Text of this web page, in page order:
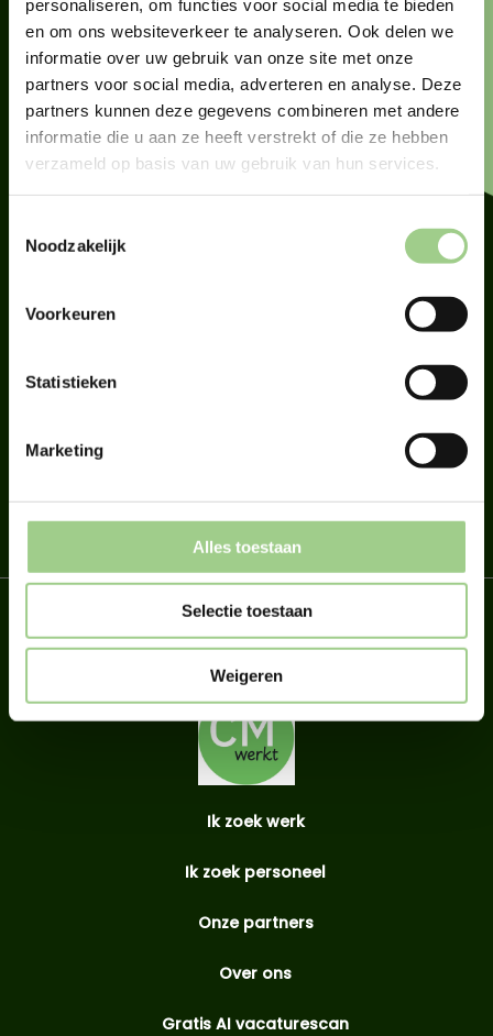
personaliseren, om functies voor social media te bieden
en om ons websiteverkeer te analyseren. Ook delen we
informatie over uw gebruik van onze site met onze
partners voor social media, adverteren en analyse. Deze
partners kunnen deze gegevens combineren met andere
informatie die u aan ze heeft verstrekt of die ze hebben
verzameld op basis van uw gebruik van hun services.
Noodzakelijk
Voorkeuren
Statistieken
Marketing
Alles toestaan
Selectie toestaan
Weigeren
Ben jij klaar voor de
perfecte match?
Wij helpen je graag. Neem contact met
ons op en we gaan samen met jou op
zoek naar de perfecte kandidaat of de
Ik zoek werk
Ik zoek personeel
Onze partners
Over ons
Gratis AI vacaturescan